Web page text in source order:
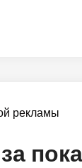
рекламы